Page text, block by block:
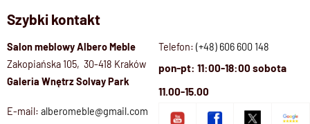
Szybki kontakt
Salon meblowy Albero Meble
Zakopiańska 105, 30-418 Kraków
Galeria Wnętrz Solvay Park
Telefon: (+48) 606 600 148
pon-pt: 11:00-18:00 sobota
11.00-15.00
E-mail: alberomeble@gmail.com